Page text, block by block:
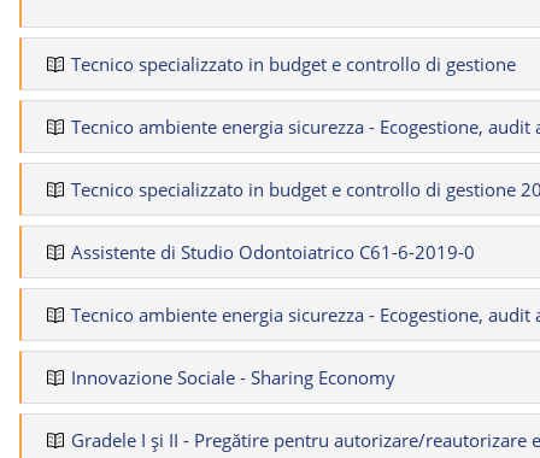
Tecnico specializzato in budget e controllo di gestione
Tecnico ambiente energia sicurezza - Ecogestione,
Tecnico specializzato in budget e controllo di gestione
Assistente di Studio Odontoiatrico C61-6-2019-0
Tecnico ambiente energia sicurezza - Ecogestione,
Innovazione Sociale - Sharing Economy
Gradele I și II - Pregătire pentru autorizare/reautorizare